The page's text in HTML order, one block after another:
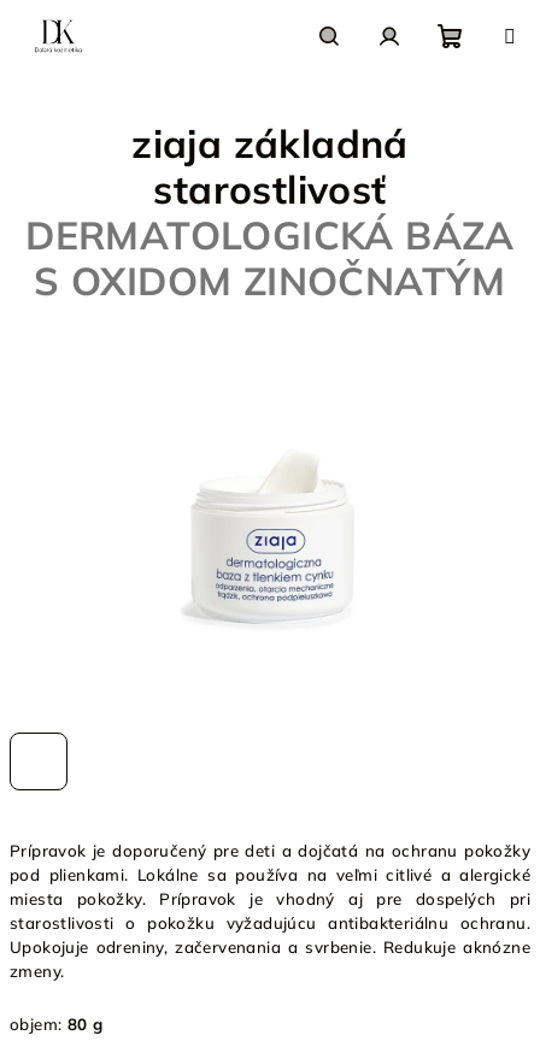
obsah
Prípravok je doporučený pre deti a dojčatá na ochranu pokožky
pod plienkami. Lokálne sa používa na veľmi citlivé a alergické
miesta pokožky. Prípravok je vhodný aj pre dospelých pri
starostlivosti o pokožku vyžadujúcu antibakteriálnu ochranu.
Upokojuje odreniny, začervenania a svrbenie. Redukuje aknózne
zmeny.
objem: 80 g
ziaja základná
starostlivosť
DERMATOLOGICKÁ BÁZA
S OXIDOM ZINOČNATÝM